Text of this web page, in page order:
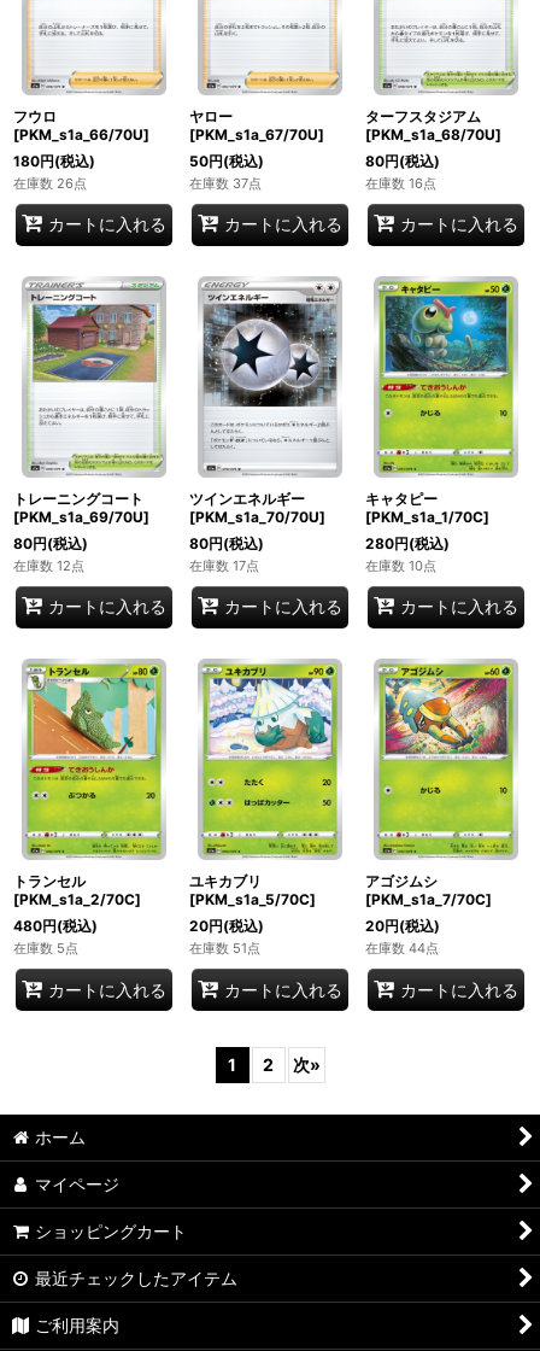
フウロ
[PKM_s1a_66/70U]
180円(税込)
在庫数 26点
カートに入れる
ヤロー
[PKM_s1a_67/70U]
50円(税込)
在庫数 37点
カートに入れる
ターフスタジアム
[PKM_s1a_68/70U]
80円(税込)
在庫数 16点
カートに入れる
トレーニングコート
[PKM_s1a_69/70U]
80円(税込)
在庫数 12点
カートに入れる
ツインエネルギー
[PKM_s1a_70/70U]
80円(税込)
在庫数 17点
カートに入れる
キャタピー
[PKM_s1a_1/70C]
280円(税込)
在庫数 10点
カートに入れる
トランセル
[PKM_s1a_2/70C]
480円(税込)
在庫数 5点
カートに入れる
ユキカブリ
[PKM_s1a_5/70C]
20円(税込)
在庫数 51点
カートに入れる
アゴジムシ
[PKM_s1a_7/70C]
20円(税込)
在庫数 44点
カートに入れる
1 2 次»
ホーム
マイページ
ショッピングカート
最近チェックしたアイテム
ご利用案内